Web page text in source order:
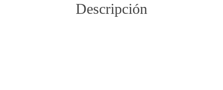
Descripción